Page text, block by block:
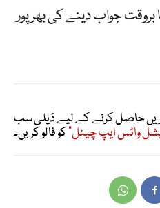
جواب دینے کی بھرپور
حاصل کرنے کے لیے ڈیلی سب
واٹس ایپ چینل"کو فالو کریں۔